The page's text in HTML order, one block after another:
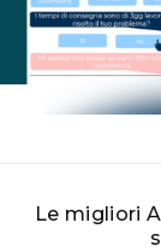
Le migliori